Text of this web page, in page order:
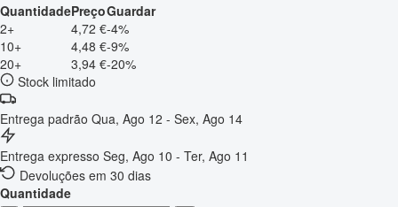
QuantidadePreçoGuardar
2+
4,72 €-4%
10+
4,48 €-9%
20+
3,94 €-20%
Stock limitado
Entrega padrão Qua, Ago 12 - Sex, Ago 14
Entrega expresso Seg, Ago 10 - Ter, Ago 11
Devoluções em 30 dias
Quantidade